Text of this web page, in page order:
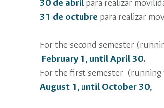
30 de abrilpara realizar
31 de octubre para realizar
For the second semester
February 1, until April 30.
For the first semester (running
August 1, until October 30,